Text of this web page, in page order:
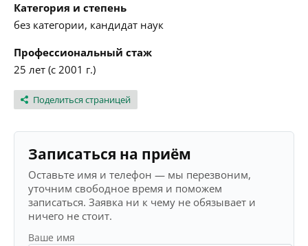
Категория и степень
без категории, кандидат наук
Профессиональный стаж
25 лет (с 2001 г.)
Поделиться страницей
Записаться на приём
Оставьте имя и телефон — мы перезвоним,
уточним свободное время и поможем
записаться. Заявка ни к чему не обязывает и
ничего не стоит.
Ваше имя